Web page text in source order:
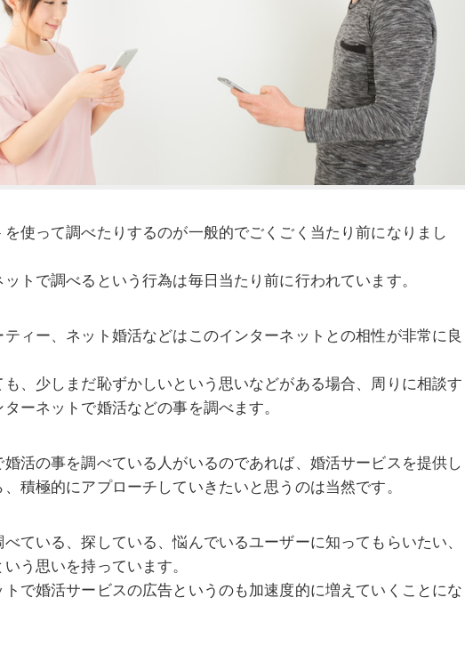
使って調べたりするのが一般的でごくごく当たり前になりまし
トで調べるという行為は毎日当たり前に行われています。
ィー、ネット婚活などはこのインターネットとの相性が非常に良
、少しまだ恥ずかしいという思いなどがある場合、周りに相談す
ーネットで婚活などの事を調べます。
活の事を調べている人がいるのであれば、婚活サービスを提供し
積極的にアプローチしていきたいと思うのは当然です。
ている、探している、悩んでいるユーザーに知ってもらいたい、
う思いを持っています。
で婚活サービスの広告というのも加速度的に増えていくことにな